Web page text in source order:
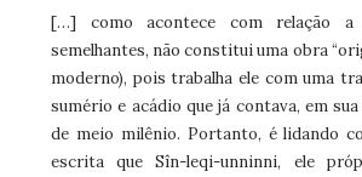
[…] como acontece com relação a
semelhantes, não constitui uma obra
moderno), pois trabalha ele com uma
sumério e acádio que já contava, em
de meio milênio. Portanto, é lidando
escrita que Sîn-leqi-unninni, ele